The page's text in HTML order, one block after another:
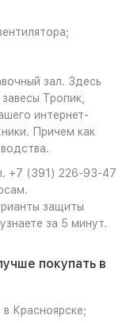
зал. Здесь
Тропик,
интернет-
Причем как
+7 (391) 226-93-47
защиты
за 5 минут.
покупать в
Красноярске;